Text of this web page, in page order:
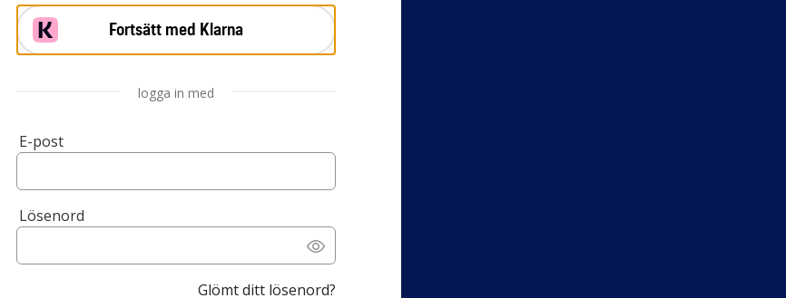
Fortsätt med Klarna
logga in med
E-post
Lösenord
Glömt ditt lösenord?